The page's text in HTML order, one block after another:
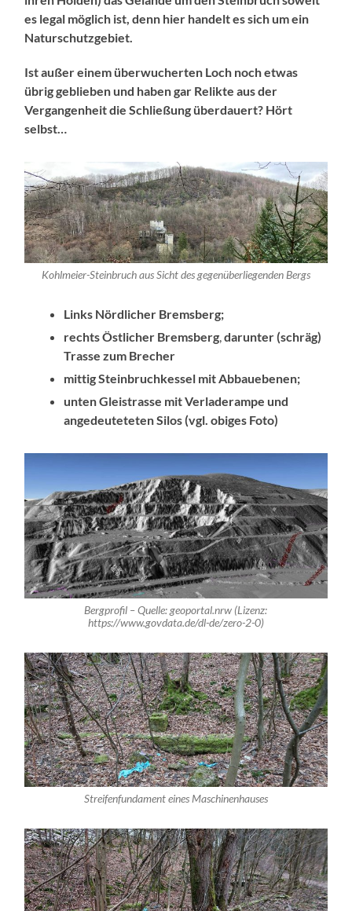
es legal möglich ist, denn hier handelt es sich um ein
Naturschutzgebiet.
Ist außer einem überwucherten Loch noch etwas
übrig geblieben und haben gar Relikte aus der
Vergangenheit die Schließung überdauert? Hört
selbst…
Kohlmeier-Steinbruch aus Sicht des gegenüberliegenden Bergs
Links Nördlicher Bremsberg;
rechts Östlicher Bremsberg,darunter (schräg)
Trasse zum Brecher
mittig Steinbruchkessel mit Abbauebenen;
unten Gleistrasse mit Verladerampe und
angedeuteteten Silos (vgl. obiges Foto)
Bergprofil – Quelle: geoportal.nrw (Lizenz:
https://www.govdata.de/dl-de/zero-2-0)
Streifenfundament eines Maschinenhauses